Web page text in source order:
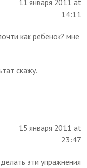
11 января 2011 at
14:11
как ребёнок? мне
скажу.
15 января 2011 at
23:47
эти упражнения